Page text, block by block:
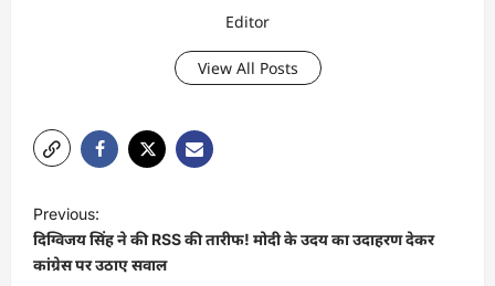
Editor
View All Posts
Previous:
दिग्विजय सिंह ने की RSS की तारीफ! मोदी के उदय का उदाहरण देकर
कांग्रेस पर उठाए सवाल